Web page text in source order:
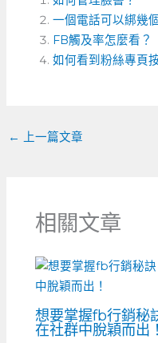
e
b
o
e
n
g
a
t
一個電話可以綁幾
FB觸及率怎麼看？
如何看到粉絲專頁
← 上一篇文章
相關文章
想要掌握fb行銷秘
在社群中脫穎而出！